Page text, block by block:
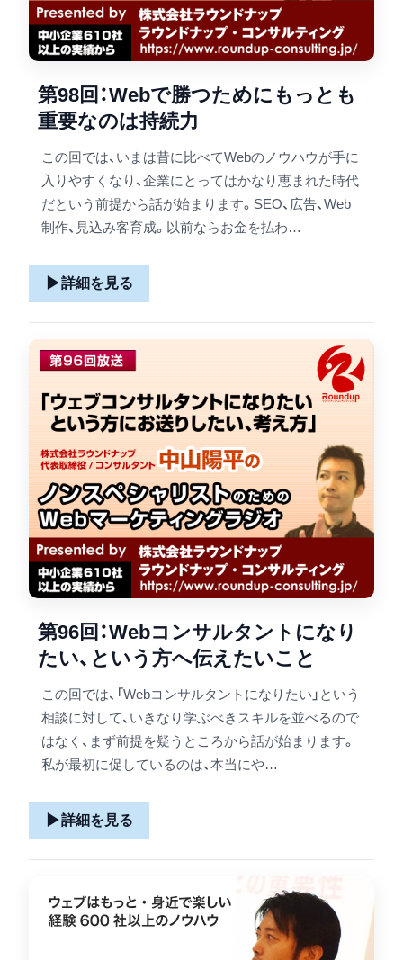
第98回：Webで勝つためにもっとも
重要なのは持続力
この回では、いまは昔に比べてWebのノウハウが手に
入りやすくなり、企業にとってはかなり恵まれた時代
だという前提から話が始まります。SEO、広告、Web
制作、見込み客育成。以前ならお金を払わ…
▶詳細を見る
第96回：Webコンサルタントになり
たい、という方へ伝えたいこと
この回では、「Webコンサルタントになりたい」という
相談に対して、いきなり学ぶべきスキルを並べるので
はなく、まず前提を疑うところから話が始まります。
私が最初に促しているのは、本当にや…
▶詳細を見る